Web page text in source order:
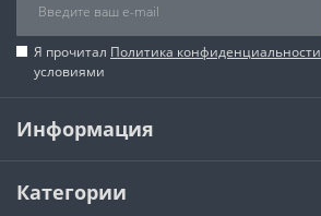
Я прочитал Политика конфиденциальности
условиями
Информация
Категории